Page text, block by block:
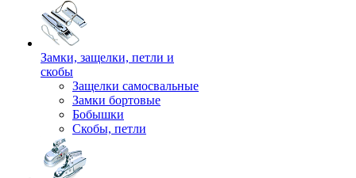
Замки, защелки, петли и
скобы
Защелки самосвальные
Замки бортовые
Бобышки
Скобы, петли